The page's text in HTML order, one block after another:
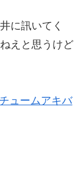
に訊いてく
えと思うけど